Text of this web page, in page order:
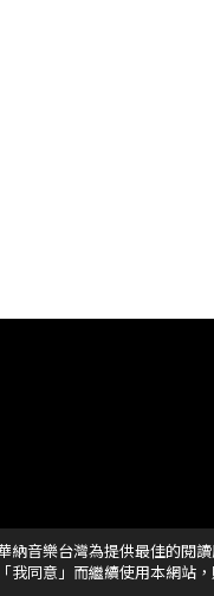
納音樂台灣為提供最佳的閱
「我同意」而繼續使用本網站